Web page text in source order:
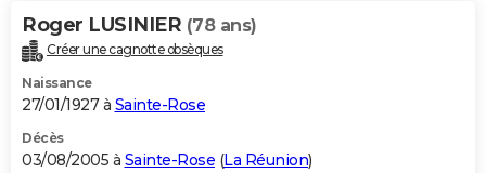
Roger LUSINIER (78 ans)
Créer une cagnotte obsèques
Naissance
27/01/1927 à Sainte-Rose
Décès
03/08/2005 à Sainte-Rose (La Réunion)